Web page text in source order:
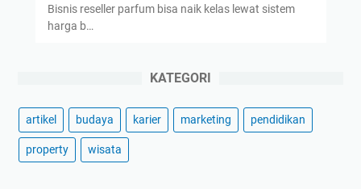
Bisnis reseller parfum bisa naik kelas lewat sistem
harga b…
KATEGORI
artikel budaya karier marketing pendidikan
property wisata